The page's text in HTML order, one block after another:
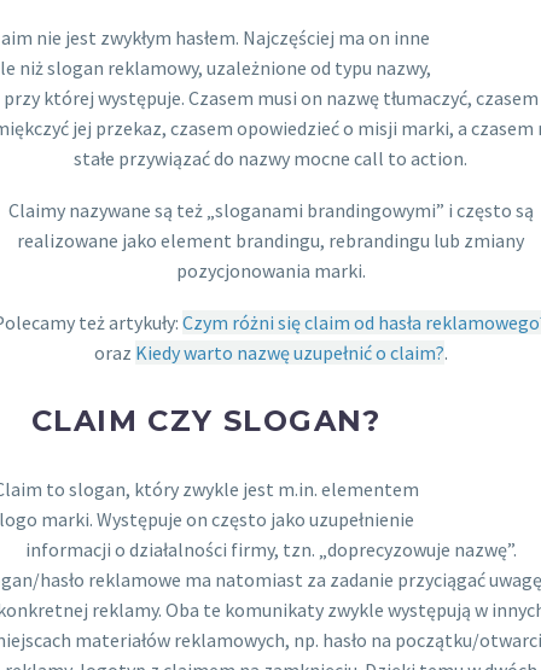
nie jest zwykłym hasłem. Najczęściej ma on inne
niż slogan reklamowy, uzależnione od typu nazwy,
przy której występuje. Czasem musi on nazwę tłumaczyć, czasem
jej przekaz, czasem opowiedzieć o misji marki, a czasem
stałe przywiązać do nazwy mocne call to action.
Claimy nazywane są też „sloganami brandingowymi” i często są
realizowane jako element brandingu, rebrandingu lub zmiany
pozycjonowania marki.
też artykuły: Czym różni się claim od hasła
oraz Kiedy warto nazwę uzupełnić o claim?.
CLAIM CZY SLOGAN?
to slogan, który zwykle jest m.in. elementem
logo marki. Występuje on często jako uzupełnienie
informacji o działalności firmy, tzn. „doprecyzowuje nazwę”.
hasło reklamowe ma natomiast za zadanie przyciągać
reklamy. Oba te komunikaty zwykle występują w
materiałów reklamowych, np. hasło na początku/